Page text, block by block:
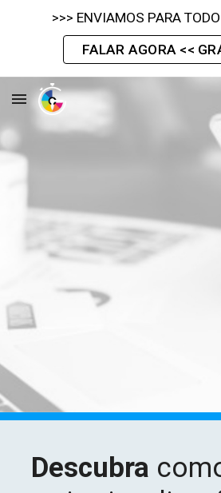
>>> ENVIAMOS PARA
FALAR AGORA <<
Descubra